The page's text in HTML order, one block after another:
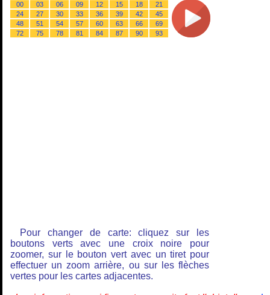
00 03 06 09 12 15 18
21
24
27 30 33 36 39 42
45
48
51 54 57 60 63 66
69
72
75 78 81 84 87 90 93
Pour changer de carte: cliquez sur les
boutons verts avec une croix noire pour
zoomer, sur le bouton vert avec un tiret pour
effectuer un zoom arrière, ou sur les flèches
vertes pour les cartes adjacentes.